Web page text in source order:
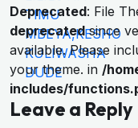
Deprecated: File
deprecatedsince
available. Please
your theme. in /
includes/
Leave a Reply